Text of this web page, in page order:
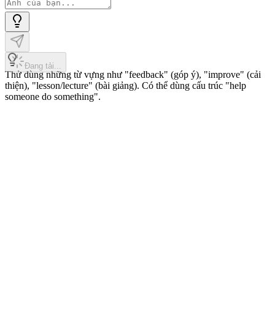
Thử dùng những từ vựng như "feedback" (góp ý), "improve" (cải
thiện), "lesson/lecture" (bài giảng). Có thể dùng cấu trúc "help
someone do something".
Đang tải...